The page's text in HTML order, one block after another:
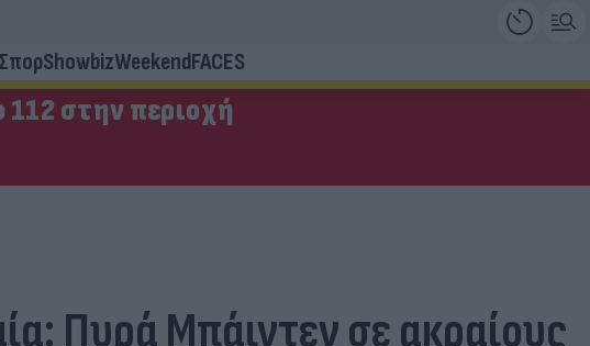
ΣπορShowbizWeekendFACES
112 στην περιοχή
Πυρά Μπάιντεν σε ακραίους